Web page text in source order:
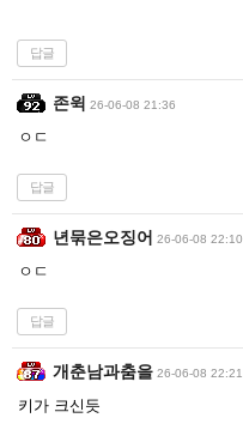
답글
존윅 26-06-08 21:36
ㅇㄷ
답글
년묶은오징어 26-06-08 22:10
ㅇㄷ
답글
개춘남과춤을 26-06-08 22:21
키가 크신듯